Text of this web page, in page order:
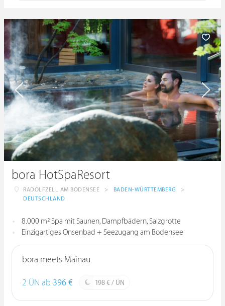
bora HotSpaResort
RADOLFZELL AM BODENSEE > BADEN-WÜRTTEMBERG
>
DEUTSCHLAND
8.000 m² Spa mit Saunen, Dampfbädern, Salzgrotte
Einzigartiges Onsenbad + Seezugang am Bodensee
bora meets Mainau
2 ÜN ab 396 € 198 € / ÜN